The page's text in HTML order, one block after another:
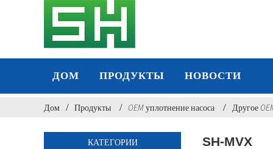
ДОМ ПРОДУКТЫ НОВОСТИ
Дом Продукты OEM уплотнение насоса Другое
КАТЕГОРИИ SH-MVX